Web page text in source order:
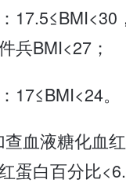
兵BMI<27；
17≤BMI<24。
血液糖化血
蛋白百分比